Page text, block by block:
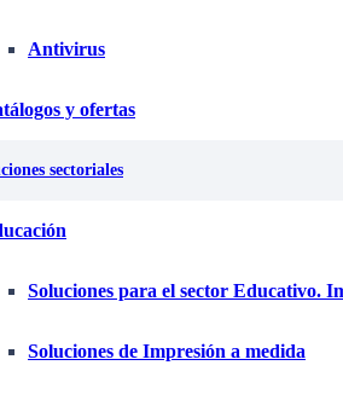
Antivirus
y ofertas
sectoriales
Soluciones para el sector Educativo.
Soluciones de Impresión a medida